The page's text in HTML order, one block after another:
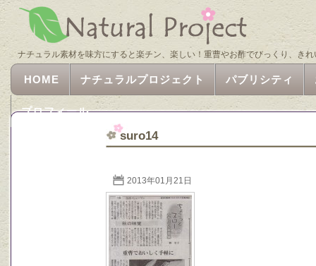
ナチュラル素材を味方にすると楽チン、楽しい！重曹やお酢でびっくり、きれ
HOME ナチュラルプロジェクト パブリシティ
プロフィール
suro14
2013年01月21日